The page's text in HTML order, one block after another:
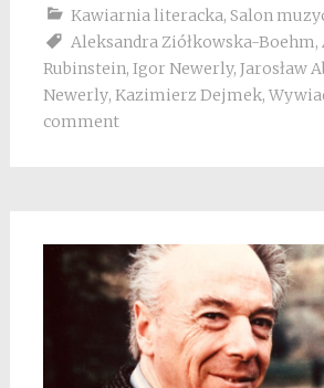
Kawiarnia literacka, Salon
Aleksandra Ziółkowska-Boehm,
Rubinstein, Igor Newerly, Jarosław
Newerly, Kazimierz Dejmek,
comment